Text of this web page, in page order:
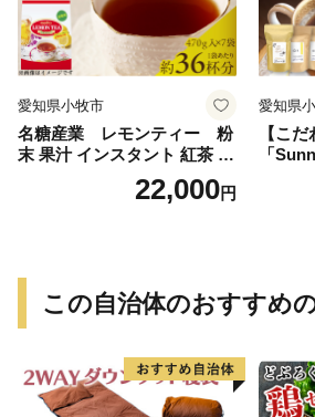
愛知県小牧市
名糖産業 レモンティー 粉
末 果汁 インスタント 紅茶 ビ
タミンC 袋 ロングセラー 粉
末飲料 粉末茶 簡単 手軽 ホッ
22,000円
愛知県
【こ
「
琲ブ
この自治体のおすすめ